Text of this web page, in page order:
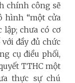
chính công sẽ
hình “một cửa
chưa có cơ
đầy đủ chức
cụ điều phối,
TTHC một
thực sự chú